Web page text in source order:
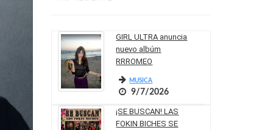
GIRL ULTRA anuncia
nuevo albúm
RRROMEO
MUSICA
9/7/2026
¡SE BUSCAN! LAS
FOKIN BICHES SE